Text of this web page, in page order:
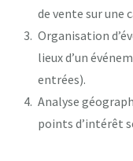
de vente sur une
Organisation
lieux d’un
entrées).
Analyse
points d’intérêt